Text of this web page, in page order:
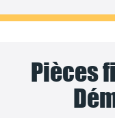
Pièces